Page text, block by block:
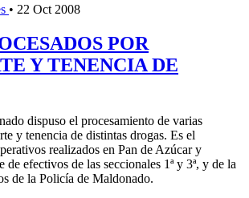
• 22 Oct 2008
POR
Y TENENCIA DE
dispuso el procesamiento de varias
y tenencia de distintas drogas. Es el
realizados en Pan de Azúcar y
efectivos de las seccionales 1ª y 3ª, y de la
de la Policía de Maldonado.